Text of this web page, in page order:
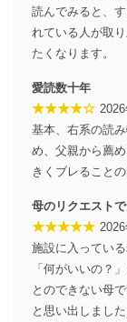
送信す
設定
個人情報保護
当社は、内
じて、個人
善し、常に
苦情及び相談
ステムに関
絡ください。
適切、かつ
株式会社富
係
TEL：0570-
読んでみると、
れている人が取
たくなります。
愛読数十年
★★★★☆
基本、右系の読
め、父親から薦
きくブレること
母のリクエストで
★★★★★
施設に入ってい
「何がいいの？
とのできない母
と思い出しまし